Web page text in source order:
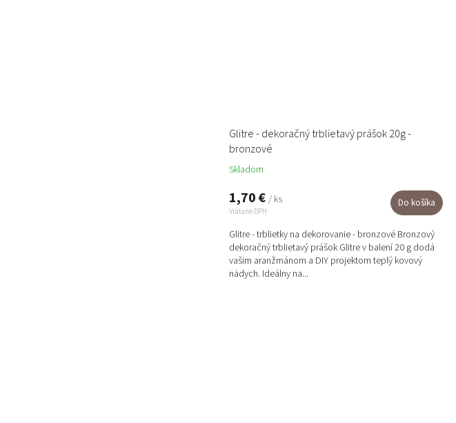
Glitre - dekoračný trblietavý prášok 20g -
bronzové
Skladom
1,70 € / ks
Vrátane DPH
Do košíka
Glitre - trblietky na dekorovanie - bronzové Bronzový
dekoračný trblietavý prášok Glitre v balení 20 g dodá
vašim aranžmánom a DIY projektom teplý kovový
nádych. Ideálny na...